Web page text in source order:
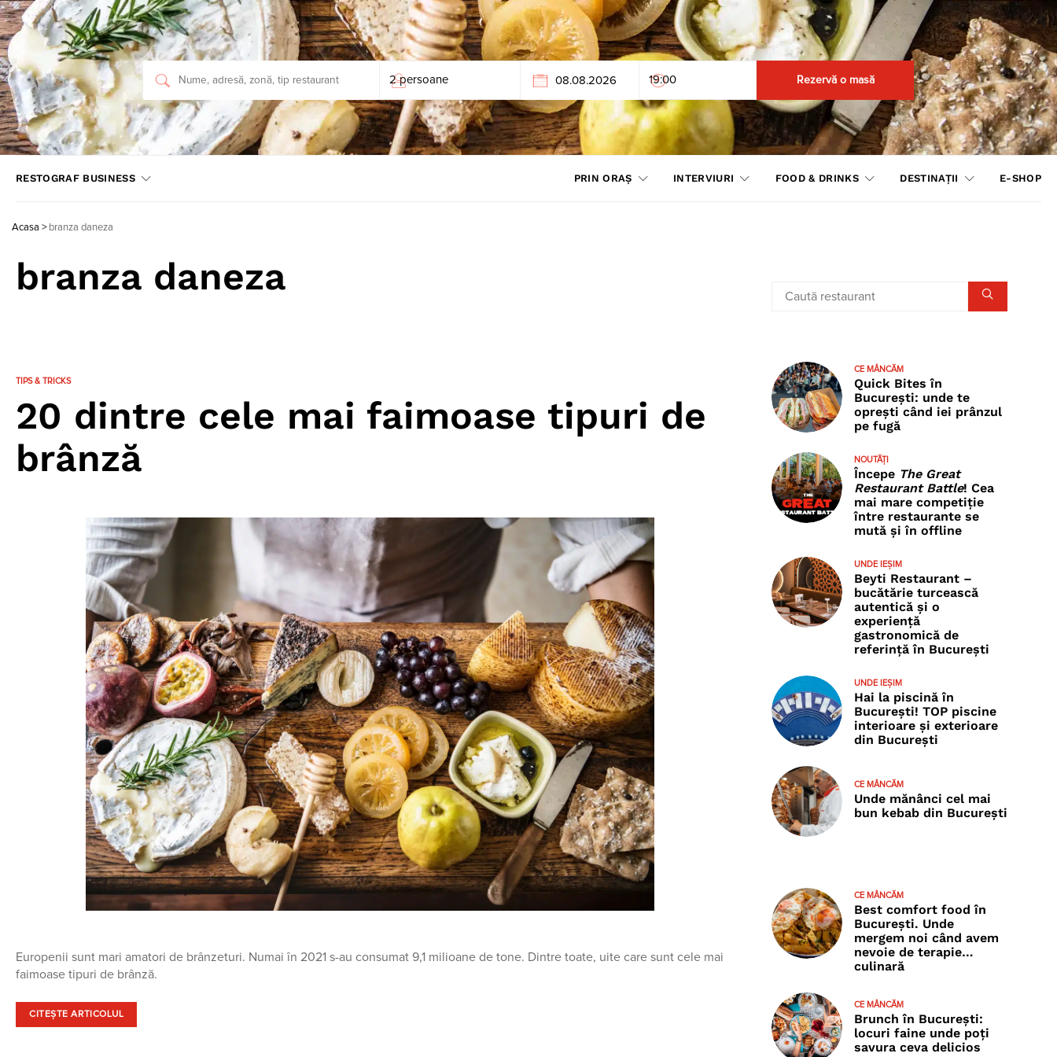
Rezervă o masă
RESTOGRAF BUSINESS PRIN ORAȘ INTERVIURI FOOD & DRINKS DESTINAȚII E-SHOP
Acasa > branza daneza
branza daneza
TIPS & TRICKS
20 dintre cele mai faimoase tipuri de
brânză
Europenii sunt mari amatori de brânzeturi. Numai în 2021 s-au consumat 9,1 milioane de tone. Dintre toate, uite care sunt cele mai
faimoase tipuri de brânză.
CITEȘTE ARTICOLUL
CE MÂNCĂM
Quick Bites în
București: unde te
oprești când iei prânzul
pe fugă
NOUTĂȚI
Începe The Great
Restaurant Battle! Cea
mai mare competiție
între restaurante se
mută și în offline
UNDE IEȘIM
Beyti Restaurant –
bucătărie turcească
autentică și o
experiență
gastronomică de
referință în București
UNDE IEȘIM
Hai la piscină în
București! TOP piscine
interioare și exterioare
din București
CE MÂNCĂM
Unde mănânci cel mai
bun kebab din București
CE MÂNCĂM
Best comfort food în
București. Unde
mergem noi când avem
nevoie de terapie…
culinară
CE MÂNCĂM
Brunch în București:
locuri faine unde poţi
savura ceva delicios